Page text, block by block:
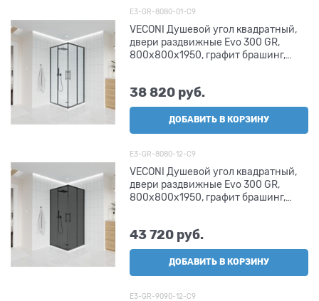
E3-GR-8080-01-C9
VECONI Душевой угол квадратный,
двери раздвижные Evo 300 GR,
800х800x1950, графит брашинг,
38 820 руб.
ДОБАВИТЬ В КОРЗИНУ
E3-GR-8080-12-C9
VECONI Душевой угол квадратный,
двери раздвижные Evo 300 GR,
800х800x1950, графит брашинг,
43 720 руб.
ДОБАВИТЬ В КОРЗИНУ
E3-GR-9090-12-C9